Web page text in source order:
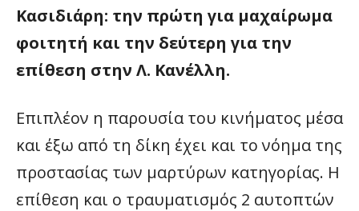
Κασιδιάρη: την πρώτη για μαχαίρωμα
φοιτητή και την δεύτερη για την
επίθεση στην Λ. Κανέλλη.
Επιπλέον η παρουσία του κινήματος μέσα
και έξω από τη δίκη έχει και το νόημα της
προστασίας των μαρτύρων κατηγορίας. Η
επίθεση και ο τραυματισμός 2 αυτοπτών